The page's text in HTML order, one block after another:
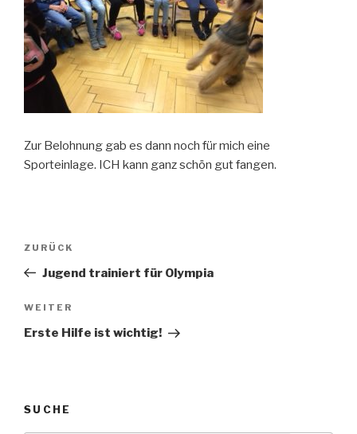
Zur Belohnung gab es dann noch für mich eine
Sporteinlage. ICH kann ganz schön gut fangen.
Beitragsnavigation
Vorheriger
Beitrag
ZURÜCK
Jugend trainiert für Olympia
Nächster
Beitrag
WEITER
Erste Hilfe ist wichtig!
SUCHE